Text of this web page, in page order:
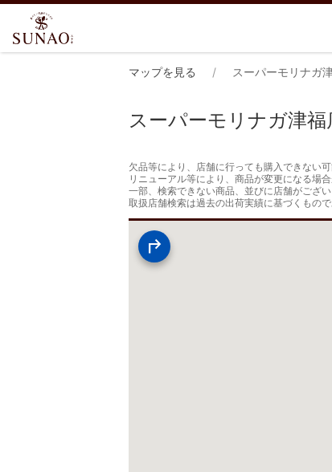
マップを見る スーパーモリナガ
スーパーモリナガ津福
欠品等により、店舗に行っても購入できない
リニューアル等により、商品が変更になる場
一部、検索できない商品、並びに店舗がござ
取扱店舗検索は過去の出荷実績に基づくもの